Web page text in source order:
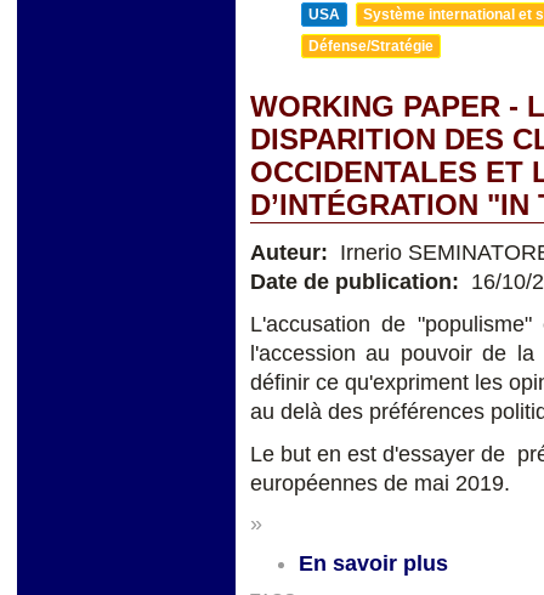
USA
Système international et
Défense/Stratégie
WORKING PAPER -
DISPARITION DES
OCCIDENTALES ET
D’INTÉGRATION
Auteur: Irnerio
Date de publication: 16/10/
L'accusation de
l'accession au pouvoir de
définir ce qu'expriment les
au delà des préférences
Le but en est d'essayer de
européennes de mai 2019.
»
En savoir plus